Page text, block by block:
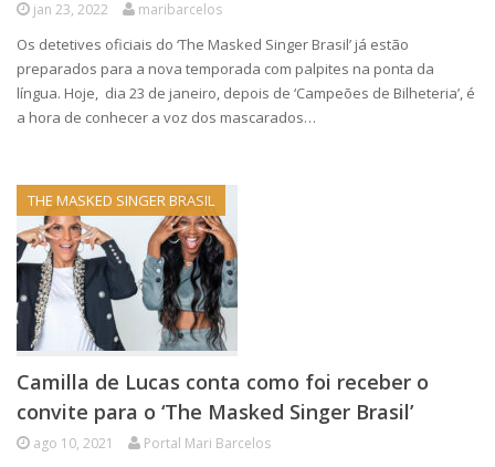
jan 23, 2022 maribarcelos
Os detetives oficiais do ‘The Masked Singer Brasil’ já estão
preparados para a nova temporada com palpites na ponta da
língua. Hoje, dia 23 de janeiro, depois de ‘Campeões de Bilheteria’, é
a hora de conhecer a voz dos mascarados…
THE MASKED SINGER BRASIL
Camilla de Lucas conta como foi receber o
convite para o ‘The Masked Singer Brasil’
ago 10, 2021 Portal Mari Barcelos